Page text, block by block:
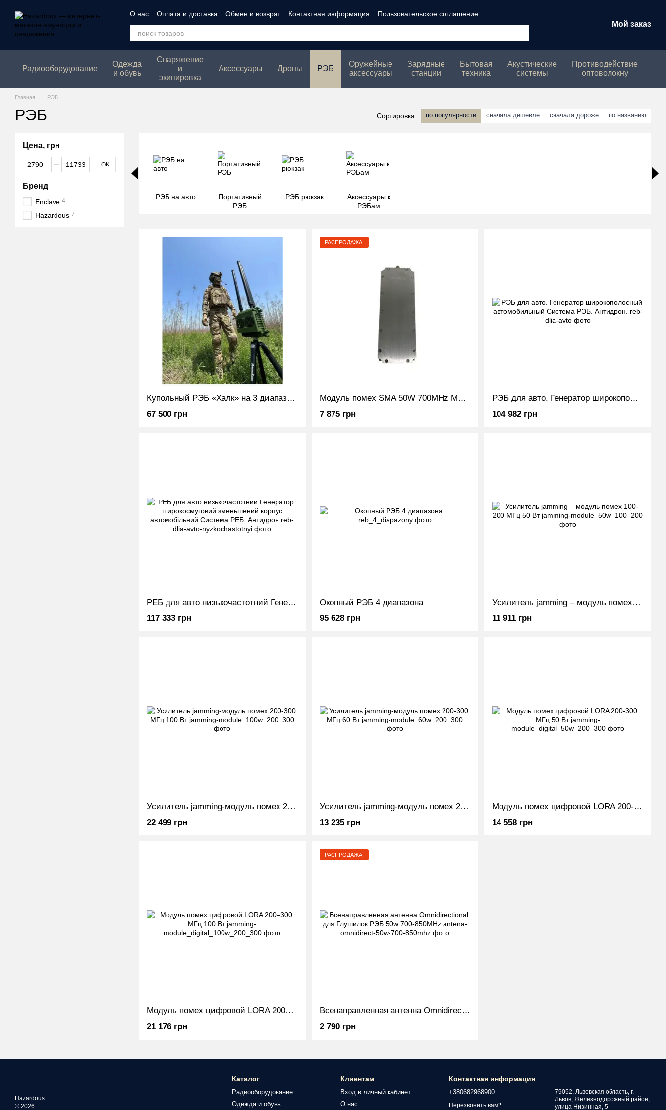
О нас Оплата и доставка Обмен и возврат Контактная информация
Пользовательское соглашение
Политика конфеденциальности
Мой заказ
Радиооборудование
Одежда
и обувь
Снаряжение
и
экипировка
Аксессуары Дроны РЭБ
Оружейные
аксессуары
Зарядные
станции
Бытовая
техника
Акустические
системы
Противодействие
оптоволокну
Главная РЭБ
РЭБ Сортировка: по популярности сначала дешевле сначала дороже по названию
РЭБ на авто
Портативный
РЭБ
РЭБ рюкзак
Аксессуары к
РЭБам
Купольный РЭБ «Халк» на 3 диапазона (700 Мгц-1050Мгц)
67 500 грн
РАСПРОДАЖА
Модуль помех SMA 50W 700MHz Модуль радиопомех
7 875 грн
РЭБ для авто. Генератор широкополосный автомобильный Система РЭБ. Антидрон.
104 982 грн
РЕБ для авто низькочастотний Генератор широкосмуговий зменьшений корпус автомобільний Система РЕБ. Антидрон
117 333 грн
Окопный РЭБ 4 диапазона
95 628 грн
Усилитель jamming – модуль помех 100-200 МГц 50 Вт
11 911 грн
Усилитель jamming-модуль помех 200-300 МГц 100 Вт
22 499 грн
Усилитель jamming-модуль помех 200-300 МГц 60 Вт
13 235 грн
Модуль помех цифровой LORA 200-300 МГц 50 Вт
14 558 грн
Модуль помех цифровой LORA 200–300 МГц 100 Вт
21 176 грн
РАСПРОДАЖА
Всенаправленная антенна Omnidirectional для Глушилок РЭБ 50w 700-850MHz
2 790 грн
Цена, грн
От Цена, грн
До Цена, грн OK
Бренд
Enclave 4
Hazardous 7
Hazardous
© 2026
Каталог
Радиооборудование
Одежда и обувь
Клиентам
Вход в личный кабинет
О нас
Контактная информация
+380682968900
Перезвонить вам?
79052, Львовская область, г.
Львов, Железнодорожный район,
улица Низинная, 5